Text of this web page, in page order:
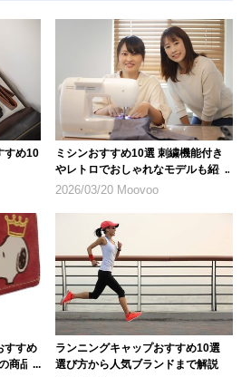
すめ10
ミシンおすすめ10選 刺繍機能付き
やレトロでおしゃれなモデルも紹介
2026/03/20 Moovoo
すすめ
商品
ランニングキャップおすすめ10選
選び方から人気ブランドまで解説